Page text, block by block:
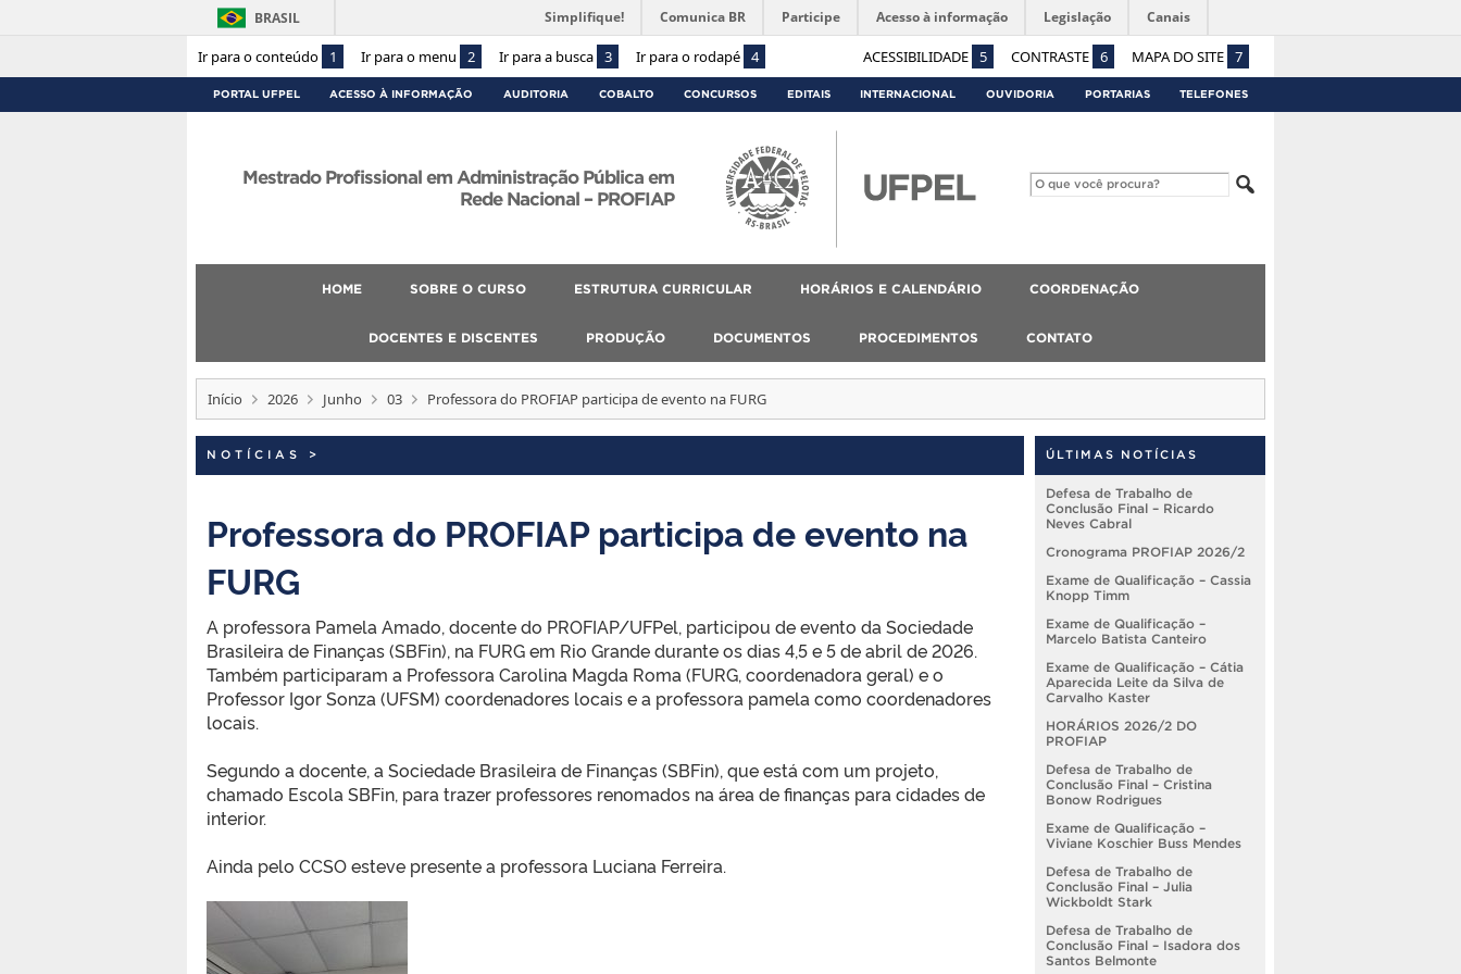
Ir para o conteúdo 1 Ir para o menu 2 Ir para a busca 3 Ir para o rodapé 4 ACESSIBILIDADE 5 CONTRASTE 6 MAPA DO SITE 7
BRASIL Simplifique! Comunica BR Participe Acesso à informação Legislação Canais
PORTAL UFPEL ACESSO À INFORMAÇÃO AUDITORIA COBALTO CONCURSOS EDITAIS INTERNACIONAL OUVIDORIA PORTARIAS TELEFONES
Mestrado Profissional em Administração Pública em
Rede Nacional – PROFIAP
HOME SOBRE O CURSO ESTRUTURA CURRICULAR HORÁRIOS E CALENDÁRIO COORDENAÇÃO
DOCENTES E DISCENTES PRODUÇÃO DOCUMENTOS PROCEDIMENTOS CONTATO
Início 2026 Junho 03 Professora do PROFIAP participa de evento na FURG
NOTÍCIAS >
Professora do PROFIAP participa de evento na
FURG
A professora Pamela Amado, docente do PROFIAP/UFPel, participou de evento da Sociedade
Brasileira de Finanças (SBFin), na FURG em Rio Grande durante os dias 4,5 e 5 de abril de 2026.
Também participaram a Professora Carolina Magda Roma (FURG, coordenadora geral) e o
Professor Igor Sonza (UFSM) coordenadores locais e a professora pamela como coordenadores
locais.
Segundo a docente, a Sociedade Brasileira de Finanças (SBFin), que está com um projeto,
chamado Escola SBFin, para trazer professores renomados na área de finanças para cidades de
interior.
Ainda pelo CCSO esteve presente a professora Luciana Ferreira.
ÚLTIMAS NOTÍCIAS
Defesa de Trabalho de
Conclusão Final – Ricardo
Neves Cabral
Cronograma PROFIAP 2026/2
Exame de Qualificação – Cassia
Knopp Timm
Exame de Qualificação –
Marcelo Batista Canteiro
Exame de Qualificação – Cátia
Aparecida Leite da Silva de
Carvalho Kaster
HORÁRIOS 2026/2 DO
PROFIAP
Defesa de Trabalho de
Conclusão Final – Cristina
Bonow Rodrigues
Exame de Qualificação –
Viviane Koschier Buss Mendes
Defesa de Trabalho de
Conclusão Final – Julia
Wickboldt Stark
Defesa de Trabalho de
Conclusão Final – Isadora dos
Santos Belmonte